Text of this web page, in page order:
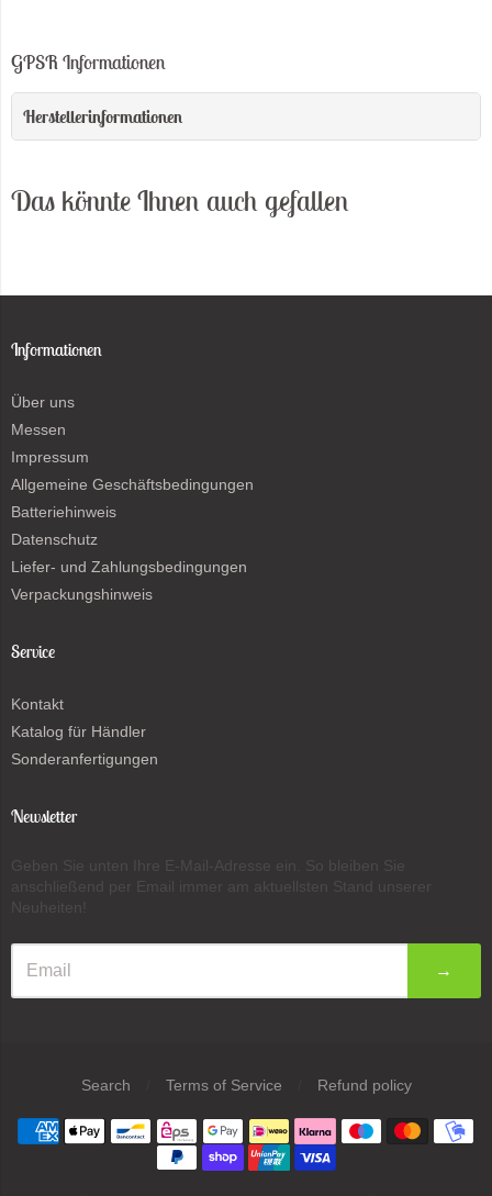
GPSR Informationen
Herstellerinformationen
Das könnte Ihnen auch gefallen
Informationen
Über uns
Messen
Impressum
Allgemeine Geschäftsbedingungen
Batteriehinweis
Datenschutz
Liefer- und Zahlungsbedingungen
Verpackungshinweis
Service
Kontakt
Katalog für Händler
Sonderanfertigungen
Newsletter
Geben Sie unten Ihre E-Mail-Adresse ein. So bleiben Sie
anschließend per Email immer am aktuellsten Stand unserer
Neuheiten!
→
Navigation:
Search Terms of Service Refund policy